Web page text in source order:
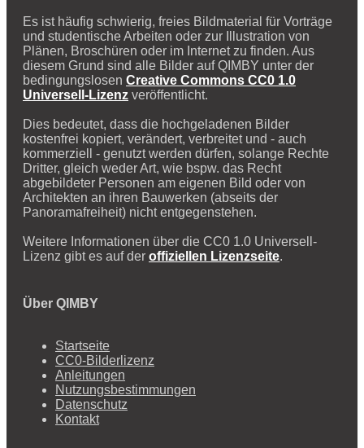
Es ist häufig schwierig, freies Bildmaterial für Vorträge
und studentische Arbeiten oder zur Illustration von
Plänen, Broschüren oder im Internet zu finden. Aus
diesem Grund sind alle Bilder auf QIMBY unter der
bedingungslosen Creative Commons CC0 1.0
Universell-Lizenz veröffentlicht.
Dies bedeutet, dass die hochgeladenen Bilder
kostenfrei kopiert, verändert, verbreitet und - auch
kommerziell - genutzt werden dürfen, solange Rechte
Dritter, gleich weder Art, wie bspw. das Recht
abgebildeter Personen am eigenen Bild oder von
Architekten an ihren Bauwerken (abseits der
Panoramafreiheit) nicht entgegenstehen.
Weitere Informationen über die CC0 1.0 Universell-
Lizenz gibt es auf der offiziellen Lizenzseite.
Über QIMBY
Startseite
CC0-Bilderlizenz
Anleitungen
Nutzungsbestimmungen
Datenschutz
Kontakt